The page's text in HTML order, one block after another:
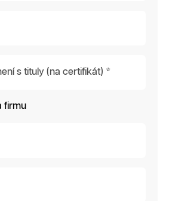
s tituly (na certifikát) *
firmu